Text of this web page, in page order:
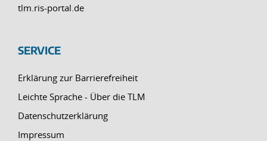
tlm.ris-portal.de
SERVICE
Erklärung zur Barrierefreiheit
Leichte Sprache - Über die TLM
Datenschutzerklärung
Impressum